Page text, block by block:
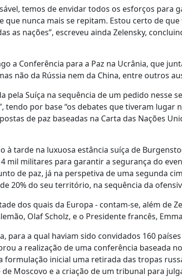
temos de envidar todos os esforços para
que nunca mais se repitam. Estou certo de
as nações”, escreveu ainda Zelensky,
a Conferência para a Paz na Ucrânia, que
não da Rússia nem da China, entre outros
pela Suíça na sequência de um pedido nesse
tendo por base “os debates que tiveram lugar
de paz baseadas na Carta das Nações
à tarde na luxuosa estância suíça de
mil militares para garantir a segurança do
de paz, já na perspetiva de uma segunda
20% do seu território, na sequência da
dos quais da Europa - contam-se, além de
Olaf Scholz, e o Presidente francês,
para a qual haviam sido convidados 160
a realização de uma conferência baseada
formulação inicial uma retirada das tropas
Moscovo e a criação de um tribunal para